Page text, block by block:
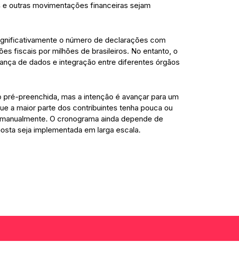
outras movimentações financeiras sejam
o número de declarações com
fiscais por milhões de brasileiros. No entanto, o
de dados e integração entre diferentes órgãos
preenchida, mas a intenção é avançar para um
a maior parte dos contribuintes tenha pouca ou
O cronograma ainda depende de
seja implementada em larga escala.